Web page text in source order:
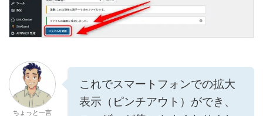
ちょっと一言
これでスマートフォンでの拡大
表示（ピンチアウト）ができ、